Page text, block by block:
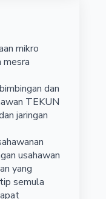
mikro
mesra
dan
TEKUN
jaringan
usahawan
yang
semula